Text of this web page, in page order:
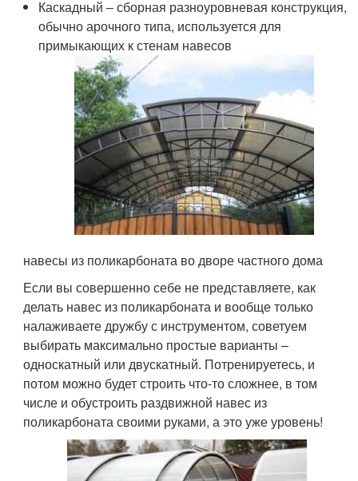
Каскадный – сборная разноуровневая конструкция,
обычно арочного типа, используется для
примыкающих к стенам навесов
навесы из поликарбоната во дворе частного дома
Если вы совершенно себе не представляете, как
делать навес из поликарбоната и вообще только
налаживаете дружбу с инструментом, советуем
выбирать максимально простые варианты –
односкатный или двускатный. Потренируетесь, и
потом можно будет строить что-то сложнее, в том
числе и обустроить раздвижной навес из
поликарбоната своими руками, а это уже уровень!